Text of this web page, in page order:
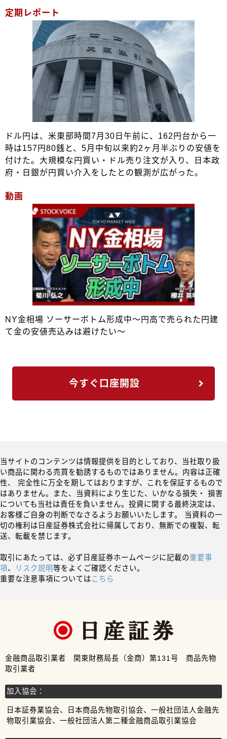
定期レポート
ドル円は、米東部時間7月30日午前に、162円台から一
時は157円80銭と、5月中旬以来約2ヶ月半ぶりの安値を
付けた。大規模な円買い・ドル売り注文が入り、日本政
府・日銀が円買い介入をしたとの観測が広がった。
動画
NY金相場 ソーサーボトム形成中～円高で売られた円建
て金の安値売込みは避けたい～
今すぐ口座開設
当サイトのコンテンツは情報提供を目的としており、当社取り扱
い商品に関わる売買を勧誘するものではありません。内容は正確
性、 完全性に万全を期してはおりますが、これを保証するもので
はありません。また、当資料により生じた、いかなる損失・ 損害
についても当社は責任を負いません。投資に関する最終決定は、
お客様ご自身の判断でなさるようお願いいたします。 当資料の一
切の権利は日産証券株式会社に帰属しており、無断での複製、転
送、転載を禁じます。
取引にあたっては、必ず日産証券ホームページに記載の重要事
項、 リスク説明等をよくご確認ください。
重要な注意事項についてはこちら
金融商品取引業者 関東財務局長（金商）第131号 商品先物
取引業者
加入協会：
日本証券業協会、日本商品先物取引協会、一般社団法人金融先
物取引業協会、一般社団法人第二種金融商品取引業協会